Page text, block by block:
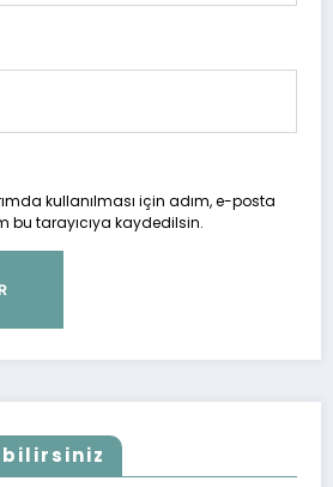
kullanılması için adım, e-posta
bu tarayıcıya kaydedilsin.